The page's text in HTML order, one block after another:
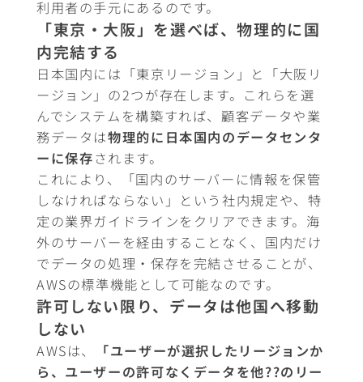
利用者の手元にあるのです。
「東京・大阪」を選べば、物理的に国
内完結する
日本国内には「東京リージョン」と「大阪リ
ージョン」の2つが存在します。これらを選
んでシステムを構築すれば、顧客データや業
務データは物理的に日本国内のデータセンタ
ーに保存されます。
これにより、「国内のサーバーに情報を保管
しなければならない」という社内規定や、特
定の業界ガイドラインをクリアできます。海
外のサーバーを経由することなく、国内だけ
でデータの処理・保存を完結させることが、
AWSの標準機能として可能なのです。
許可しない限り、データは他国へ移動
しない
AWSは、
「ユーザーが選択したリージョンか
ら、ユーザーの許可なくデータを他??のリー